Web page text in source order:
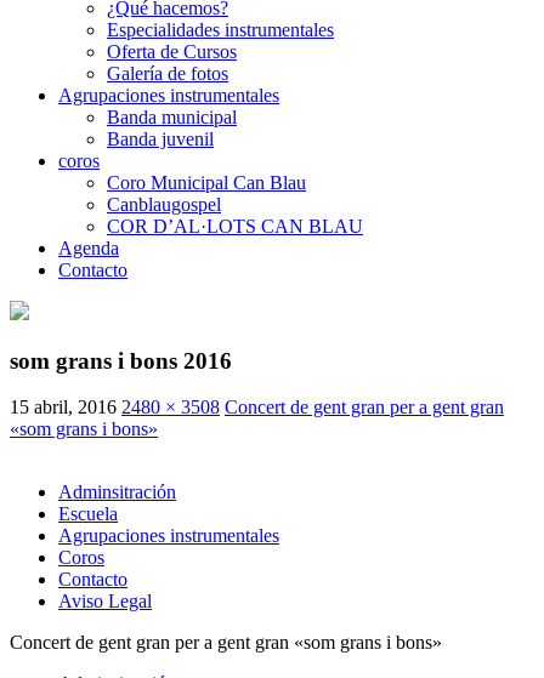
¿Qué hacemos?
Especialidades instrumentales
Oferta de Cursos
Galería de fotos
Agrupaciones instrumentales
Banda municipal
Banda juvenil
coros
Coro Municipal Can Blau
Canblaugospel
COR D’AL·LOTS CAN BLAU
Agenda
Contacto
som grans i bons 2016
15 abril, 2016 2480 × 3508 Concert de gent gran per a gent gran
«som grans i bons»
Adminsitración
Escuela
Agrupaciones instrumentales
Coros
Contacto
Aviso Legal
Concert de gent gran per a gent gran «som grans i bons»